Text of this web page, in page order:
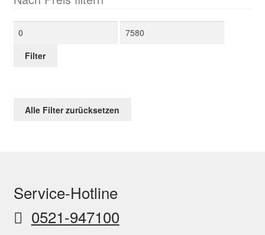
Naturoptik
Seegrasoptik 2
silber
Preis
Preis
Filter
Alle Filter zurücksetzen
Service-Hotline
0521-947100